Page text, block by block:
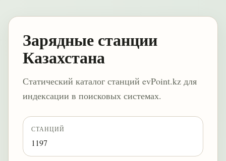
Зарядные станции
Казахстана
Статический каталог станций evPoint.kz для
индексации в поисковых системах.
СТАНЦИЙ
1197